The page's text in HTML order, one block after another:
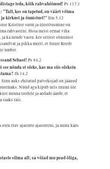
teda, kõik rahvahõimud!Ps 117,1
"Tall, kes on tapetud, on väärt võtma
ja kirkust ja õnnistust!"Ilm 5,12
Kristuse surm ja ülestõusmine on
rahvasteni. Hoia meist eemal viha
ka nende vastu, kes sellest sõnumist
ja pikka meelt, et Suure Reede
ümber.
Sebaot!Ps 84,2
nõnda ei oleks, kas ma siis oleksin
Jh 14,2
auks ehitatud palvekojad on jäänud
Nüüd aga kipub neis ruumi üle
minna teedele ja aedade äärde, et
saaks täis.
elav ajastute ajastuteni, ja minu käes
silma all; sa võiad mu pead õliga,